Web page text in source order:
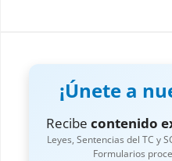
¡Únete a
Recibe contenido
Leyes, Sentencias del TC y
Formularios